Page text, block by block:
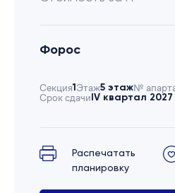
Форос
Секция1Этаж5 этаж№
Срок сдачиIV квартал 2027
Распечатать
планировку